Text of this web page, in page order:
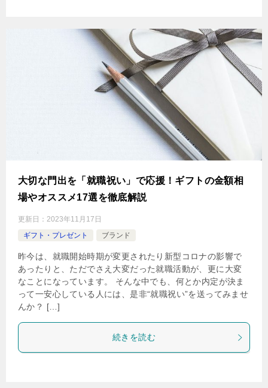
大切な門出を「就職祝い」で応援！ギフトの金額相
場やオススメ17選を徹底解説
更新日： 2023年11月17日
ギフト・プレゼント
ブランド
昨今は、就職開始時期が変更されたり新型コロナの影響で
あったりと、ただでさえ大変だった就職活動が、更に大変
なことになっています。 そんな中でも、何とか内定が決ま
って一安心している人には、是非“就職祝い”を送ってみませ
んか？ […]
続きを読む